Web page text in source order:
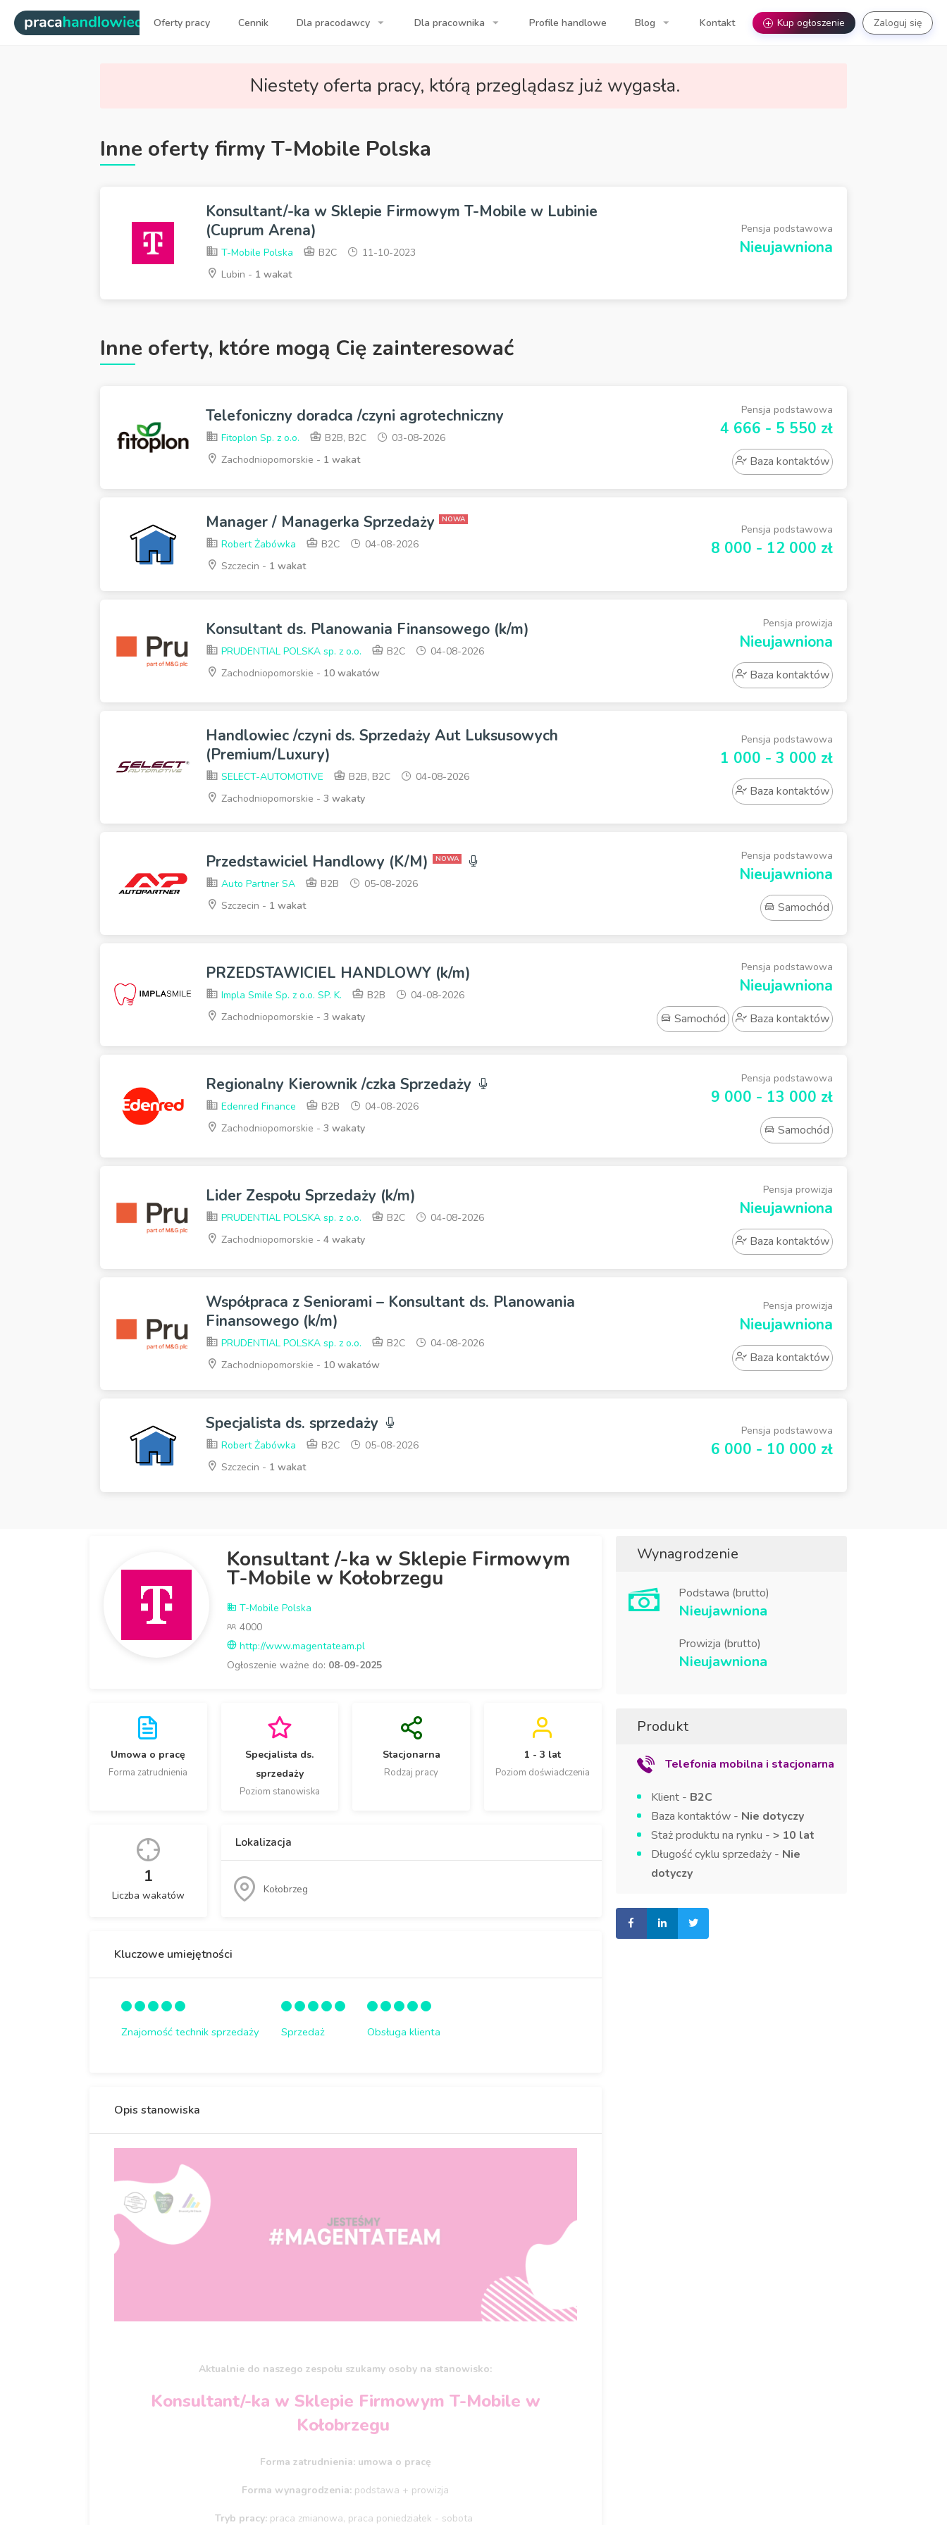
| Najlepsi ludzie sprzedaży dla Twojej firmy!
Oferty pracy Cennik Dla pracodawcy Dla pracownika Profile handlowe Blog Kontakt + Kup ogłoszenie Zaloguj się
Niestety oferta pracy, którą przeglądasz już wygasła.
Inne oferty firmy T-Mobile Polska
Konsultant/-ka w Sklepie Firmowym T-Mobile w Lubinie
(Cuprum Arena)
T-Mobile Polska B2C
11-10-2023
Lubin - 1 wakat
Pensja podstawowa
Nieujawniona
Inne oferty, które mogą Cię zainteresować
Telefoniczny doradca /czyni agrotechniczny
Fitoplon Sp. z o.o. B2B, B2C
03-08-2026
Zachodniopomorskie - 1 wakat
Pensja podstawowa
4 666 - 5 550 zł
Baza kontaktów
Manager / Managerka Sprzedaży NOWA
Robert Żabówka B2C
04-08-2026
Szczecin - 1 wakat
Pensja podstawowa
8 000 - 12 000 zł
Konsultant ds. Planowania Finansowego (k/m)
PRUDENTIAL POLSKA sp. z o.o. B2C
04-08-2026
Zachodniopomorskie - 10 wakatów
Pensja prowizja
Nieujawniona
Baza kontaktów
Handlowiec /czyni ds. Sprzedaży Aut Luksusowych
(Premium/Luxury)
SELECT-AUTOMOTIVE B2B, B2C
04-08-2026
Zachodniopomorskie - 3 wakaty
Pensja podstawowa
1 000 - 3 000 zł
Baza kontaktów
Przedstawiciel Handlowy (K/M) NOWA
Auto Partner SA B2B
05-08-2026
Szczecin - 1 wakat
Pensja podstawowa
Nieujawniona
Samochód
PRZEDSTAWICIEL HANDLOWY (k/m)
Impla Smile Sp. z o.o. SP. K. B2B
04-08-2026
Zachodniopomorskie - 3 wakaty
Pensja podstawowa
Nieujawniona
Samochód Baza kontaktów
Regionalny Kierownik /czka Sprzedaży
Edenred Finance B2B
04-08-2026
Zachodniopomorskie - 3 wakaty
Pensja podstawowa
9 000 - 13 000 zł
Samochód
Lider Zespołu Sprzedaży (k/m)
PRUDENTIAL POLSKA sp. z o.o. B2C
04-08-2026
Zachodniopomorskie - 4 wakaty
Pensja prowizja
Nieujawniona
Baza kontaktów
Współpraca z Seniorami – Konsultant ds. Planowania
Finansowego (k/m)
PRUDENTIAL POLSKA sp. z o.o. B2C
04-08-2026
Zachodniopomorskie - 10 wakatów
Pensja prowizja
Nieujawniona
Baza kontaktów
Specjalista ds. sprzedaży
Robert Żabówka B2C
05-08-2026
Szczecin - 1 wakat
Pensja podstawowa
6 000 - 10 000 zł
Konsultant /-ka w Sklepie Firmowym
T-Mobile w Kołobrzegu
T-Mobile Polska
4000
http://www.magentateam.pl
Ogłoszenie ważne do: 08-09-2025
Umowa o pracę
Forma zatrudnienia
Specjalista ds.
sprzedaży
Poziom stanowiska
Stacjonarna
Rodzaj pracy
1 - 3 lat
Poziom doświadczenia
1
Liczba wakatów
Lokalizacja
Kołobrzeg
Kluczowe umiejętności
Znajomość technik sprzedaży Sprzedaż Obsługa klienta
Opis stanowiska
Aktualnie do naszego zespołu szukamy osoby na stanowisko:
Konsultant/-ka w Sklepie Firmowym T-Mobile w
Kołobrzegu
Forma zatrudnienia: umowa o pracę
Forma wynagrodzenia: podstawa + prowizja​
Tryb pracy: praca zmianowa, praca poniedziałek - sobota
Wynagrodzenie
Podstawa (brutto)
Nieujawniona
Prowizja (brutto)
Nieujawniona
Produkt
Telefonia mobilna i stacjonarna
Klient - B2C
Baza kontaktów - Nie dotyczy
Staż produktu na rynku - > 10 lat
Długość cyklu sprzedaży - Nie
dotyczy